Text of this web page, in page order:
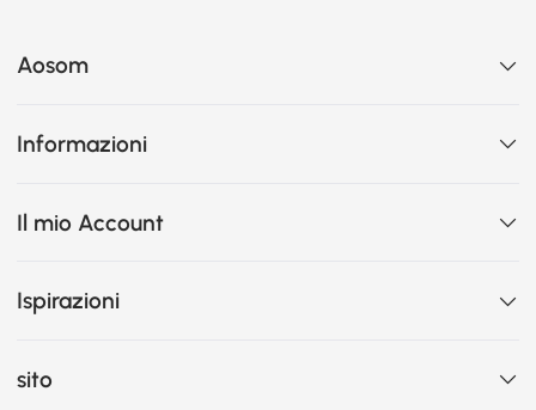
Aosom
Informazioni
Il mio Account
Ispirazioni
sito